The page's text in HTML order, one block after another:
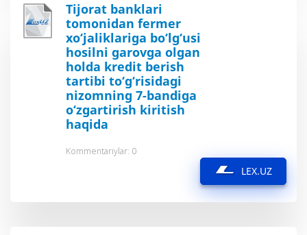
Tijorat banklari
tomonidan fermer
xo‘jaliklariga bo‘lg‘usi
hosilni garovga olgan
holda kredit berish
tartibi to‘g‘risidagi
nizomning 7-bandiga
o‘zgartirish kiritish
haqida
Kommentariylar: 0
LEX.UZ